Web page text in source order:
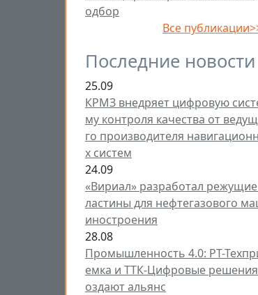
одбор
Все
Последние новости
25.09
КРМЗ внедряет цифровую
му контроля качества от
го производителя
х систем
24.09
«Вириал» разработал
ластины для нефтегазового
иностроения
28.08
Промышленность 4.0: РТ-
емка и ТТК-Цифровые
оздают альянс